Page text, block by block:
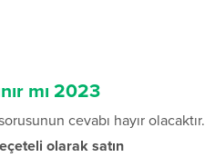
mı 2023
cevabı hayır olacaktır.
olarak satın